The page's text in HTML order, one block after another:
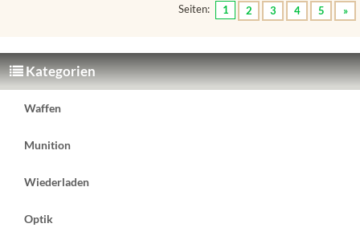
Seiten:
1 2 3 4 5 »
Kategorien
Waffen
Munition
Wiederladen
Optik